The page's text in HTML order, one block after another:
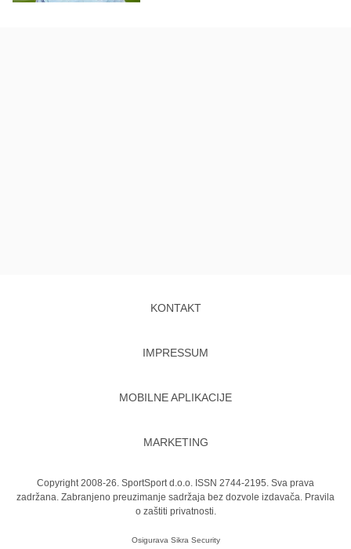
KONTAKT
IMPRESSUM
MOBILNE APLIKACIJE
MARKETING
Copyright 2008-26. SportSport d.o.o. ISSN 2744-2195. Sva prava
zadržana. Zabranjeno preuzimanje sadržaja bez dozvole izdavača. Pravila
o zaštiti privatnosti.
Osigurava Sikra Security